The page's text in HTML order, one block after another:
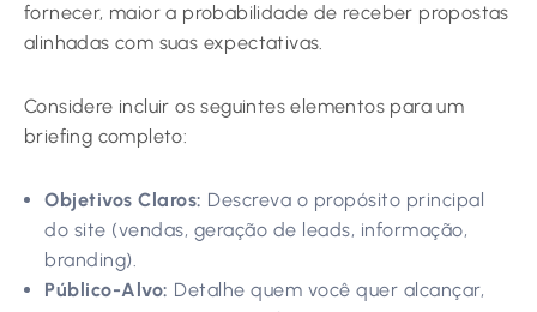
fornecer, maior a probabilidade de receber propostas
alinhadas com suas expectativas.
Considere incluir os seguintes elementos para um
briefing completo:
Objetivos Claros: Descreva o propósito principal
do site (vendas, geração de leads, informação,
branding).
Público-Alvo: Detalhe quem você quer alcançar,